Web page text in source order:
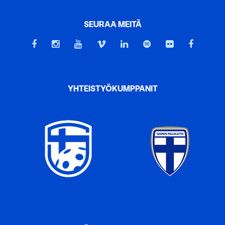
kerätty, kun olet käyttänyt heidän palvelujaan.
SEURAA MEITÄ
YHTEISTYÖKUMPPANIT